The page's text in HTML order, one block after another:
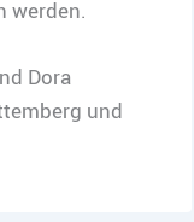
werden.
Dora
und